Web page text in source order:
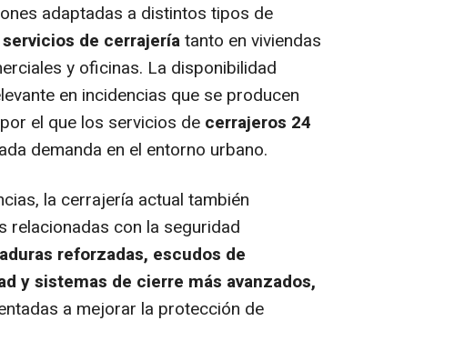
adaptadas a distintos tipos de
servicios de cerrajeríatanto en viviendas
y oficinas. La disponibilidad
en incidencias que se producen
el que los servicios de cerrajeros 24
demanda en el entorno urbano.
la cerrajería actual también
relacionadas con la seguridad
reforzadas, escudos de
y sistemas de cierre más avanzados,
a mejorar la protección de